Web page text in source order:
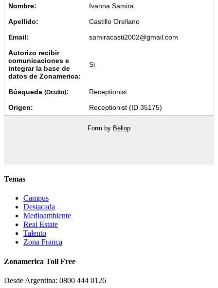
Nombre:
Ivanna Samira
Apellido:
Castillo Orellano
Email:
samiracasti2002@gmail.com
Autorizo recibir
comunicaciones e
integrar la base de
datos de Zonamerica:
Si
Búsqueda (Oculto):
Receptionist
Origen:
Receptionist (ID 35175)
Form by Bellop
Temas
Campus
Destacada
Medioambiente
Real Estate
Talento
Zona Franca
Zonamerica Toll Free
Desde Argentina: 0800 444 0126